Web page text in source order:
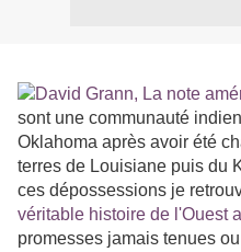
sont une communauté
Oklahoma après avoir été
terres de Louisiane puis du
ces dépossessions je
véritable histoire de l'Ouest
promesses jamais tenues